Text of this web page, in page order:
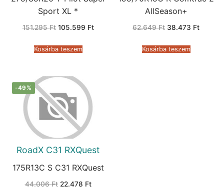
Sport XL *
151.295Ft Original
151.295 Ft.
105.599 FtCurrent
Kosárba teszem
AllSeason+
62.649Ft Original
62.649 Ft.
38.473 FtCurrent
Kosárba teszem
-49%
RoadX C31 RXQuest
175R13C S C31 RXQuest
44.006Ft Original
22.478 FtCurrent